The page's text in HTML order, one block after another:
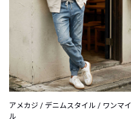
アメカジ / デニムスタイル / ワンマイ
ル